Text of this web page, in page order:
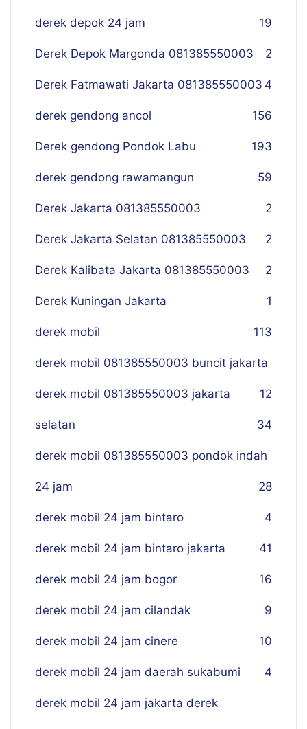
derek depok 24 jam 19
Derek Depok Margonda 081385550003 2
Derek Fatmawati Jakarta 081385550003 4
derek gendong ancol 156
Derek gendong Pondok Labu 193
derek gendong rawamangun 59
Derek Jakarta 081385550003 2
Derek Jakarta Selatan 081385550003 2
Derek Kalibata Jakarta 081385550003 2
Derek Kuningan Jakarta 1
derek mobil 113
derek mobil 081385550003 buncit jakarta
12
derek mobil 081385550003 jakarta
selatan 34
derek mobil 081385550003 pondok indah
24 jam 28
derek mobil 24 jam bintaro 4
derek mobil 24 jam bintaro jakarta 41
derek mobil 24 jam bogor 16
derek mobil 24 jam cilandak 9
derek mobil 24 jam cinere 10
derek mobil 24 jam daerah sukabumi 4
derek mobil 24 jam jakarta derek